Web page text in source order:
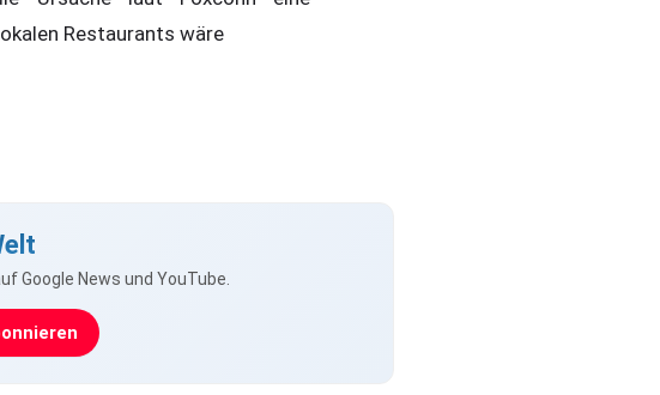
Restaurants wäre
Google News und YouTube.